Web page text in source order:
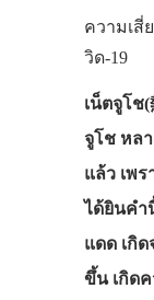
ความเสี่
วิด-19
เน็ตจูโช(
จูโช หล
แล้ว เพ
ได้ยินคำ
แดด เกิ
ขึ้น เกิด